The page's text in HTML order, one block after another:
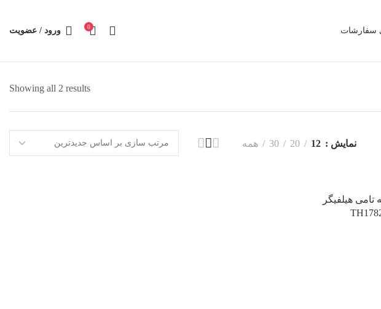
سفارشات 0 ورود / عضویت
Showing all 2 results
نمایش 12
20
30 همه
هیلفیگر